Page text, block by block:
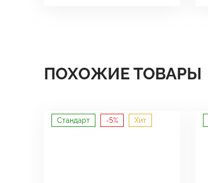
ПОХОЖИЕ ТОВАРЫ
Стандарт -5% Хит